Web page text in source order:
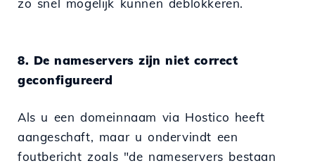
zo snel mogelijk kunnen deblokkeren.
8. De nameservers zijn niet correct
geconfigureerd
Als u een domeinnaam via Hostico heeft
aangeschaft, maar u ondervindt een
foutbericht zoals "de nameservers bestaan